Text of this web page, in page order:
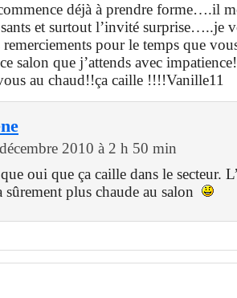
déjà à prendre forme….il
et surtout l’invité surprise…..je
remerciements pour le temps que
salon que j’attends avec
au chaud!!ça caille !!!!Vanille11
2010 à 2 h 50 min
oui que ça caille dans le secteur.
sûrement plus chaude au salon